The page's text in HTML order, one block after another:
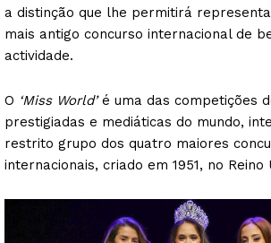
a distinção que lhe permitirá
mais antigo concurso internacional de
actividade.
O ‘Miss World’é uma das competições
prestigiadas e mediáticas do mundo,
restrito grupo dos quatro maiores
internacionais, criado em 1951, no Reino